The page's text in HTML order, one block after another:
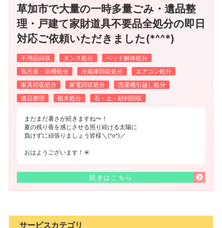
草加市で大量の一時多量ごみ・遺品整
理・戸建て家財道具不要品全処分の即日
対応ご依頼いただきました(*^^*)
不用品回収 タンス処分
ベッド解体処分
風呂釜・浴槽処分
冷蔵庫回収処分
エアコン処分
家具回収処分
家電回収処分
洗濯機引越し処分
遺品整理
植木処分 石・土・砂利回収
まだまだ暑さが続きますね〜！
夏の残り香を感じさせる照り続ける太陽に
負けずに頑張りましょう皆様＼(^o^)／
おはようございます！☀️
続きはこちら
サービスカテゴリ